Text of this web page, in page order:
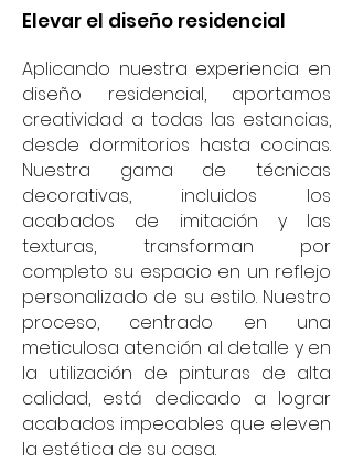
Elevar el diseño residencial
Aplicando nuestra experiencia en
diseño residencial, aportamos
creatividad a todas las estancias,
desde dormitorios hasta cocinas.
Nuestra gama de técnicas
decorativas, incluidos los
acabados de imitación y las
texturas, transforman por
completo su espacio en un reflejo
personalizado de su estilo. Nuestro
proceso, centrado en una
meticulosa atención al detalle y en
la utilización de pinturas de alta
calidad, está dedicado a lograr
acabados impecables que eleven
la estética de su casa.